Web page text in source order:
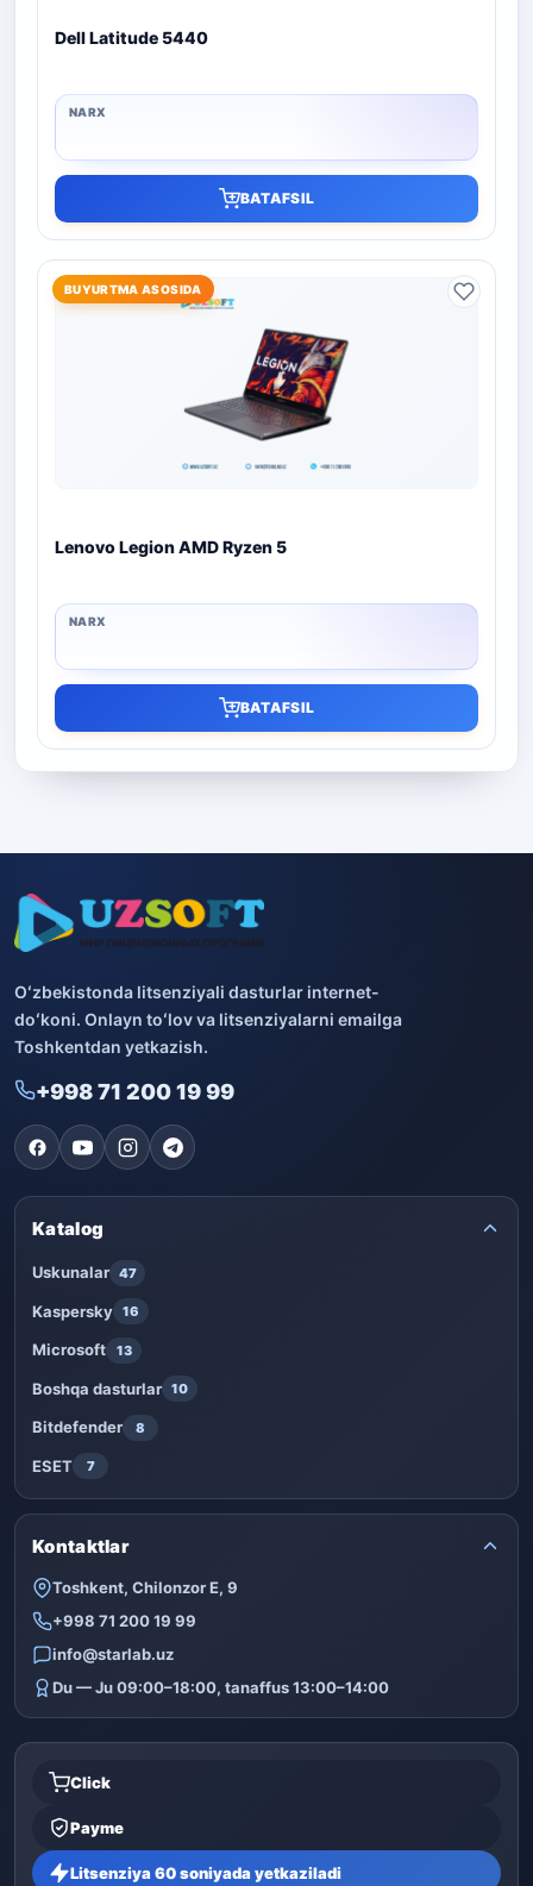
Dell Latitude 5440
BATAFSIL
BUYURTMA ASOSIDA
Lenovo Legion AMD Ryzen 5
BATAFSIL
Oʻzbekistonda litsenziyali dasturlar internet-
doʻkoni. Onlayn toʻlov va litsenziyalarni emailga
Toshkentdan yetkazish.
+998 71 200 19 99
Katalog
Uskunalar 47
Kaspersky 16
Microsoft 13
Boshqa dasturlar 10
Bitdefender 8
ESET 7
Kontaktlar
Toshkent, Chilonzor E, 9
+998 71 200 19 99
info@starlab.uz
Du — Ju 09:00–18:00, tanaffus 13:00–14:00
Click
Payme
Litsenziya 60 soniyada yetkaziladi